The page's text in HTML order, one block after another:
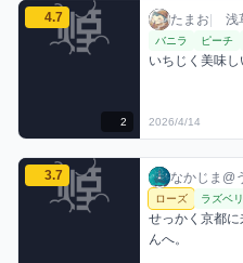
たまおのローズミックスを見
4.7
2
たまお / お
たまお| 浅
利用フレー
バニラ ピーチ
コメント
いちじく美味し
評価
2026/4/14
なかじま@うむむ大井町の
3.7 なかじま@
なかじま@
利用フレー
ローズ ラズベ
コメント
せっかく京都
んへ。
評価